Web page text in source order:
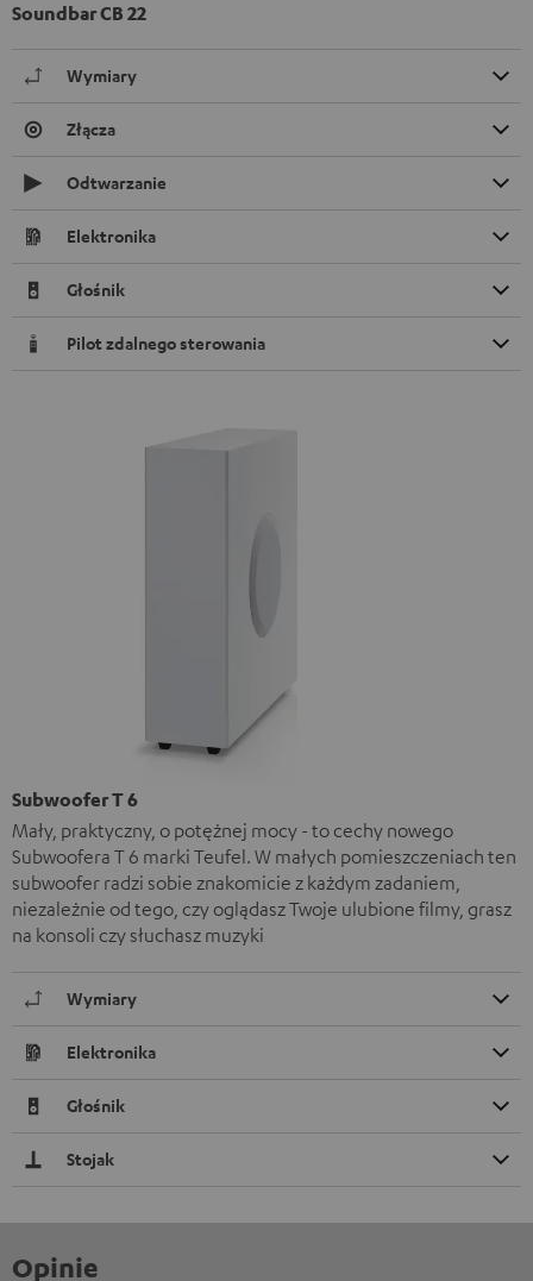
Soundbar CB 22
Wymiary
Złącza
Odtwarzanie
Elektronika
Głośnik
Pilot zdalnego sterowania
Subwoofer T 6
Mały, praktyczny, o potężnej mocy - to cechy nowego
Subwoofera T 6 marki Teufel. W małych pomieszczeniach ten
subwoofer radzi sobie znakomicie z każdym zadaniem,
niezależnie od tego, czy oglądasz Twoje ulubione filmy, grasz
na konsoli czy słuchasz muzyki
Wymiary
Elektronika
Głośnik
Stojak
Opinie